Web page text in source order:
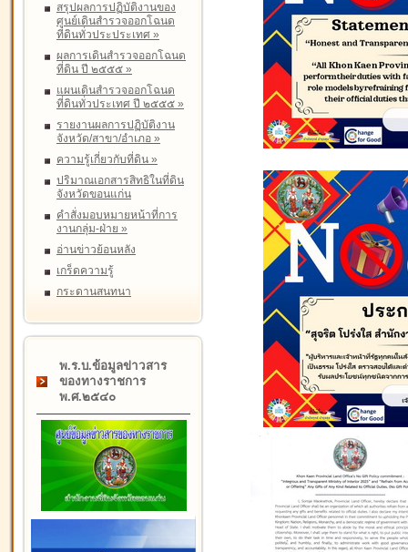
สรุปผลการปฏิบัติงานของ
ศูนย์เดินสำรวจออกโฉนด
ที่ดินทั่วประประเทศ »
ผลการเดินสำรวจออกโฉนด
ที่ดิน ปี ๒๕๕๕ »
แผนเดินสำรวจออกโฉนด
ที่ดินทั่วประเทศ ปี ๒๕๕๕ »
รายงานผลการปฏิบัติงาน
จังหวัด/สาขา/อำเภอ »
ความรู้เกี่ยวกับที่ดิน »
ปริมาณเอกสารสิทธิในที่ดิน
จังหวัดขอนแก่น
คำสั่งมอบหมายหน้าที่การ
งานกลุ่ม-ฝ่าย »
อ่านข่าวย้อนหลัง
เกร็ดความรู้
กระดานสนทนา
พ.ร.บ.ข้อมูลข่าวสาร
ของทางราชการ
พ.ศ.๒๕๔๐